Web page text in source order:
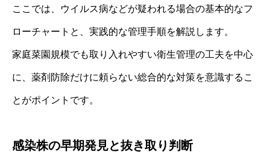
ここでは、ウイルス病などが疑われる場合の基本的なフ
ローチャートと、実践的な管理手順を解説します。
家庭菜園規模でも取り入れやすい衛生管理の工夫を中心
に、薬剤防除だけに頼らない総合的な対策を意識するこ
とがポイントです。
感染株の早期発見と抜き取り判断